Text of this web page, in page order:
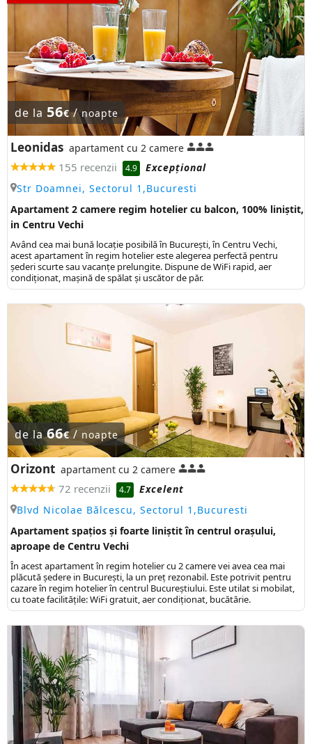
de la 56€/noapte
Leonidas apartament cu 2 camere
155 recenzii 4.9
Excepţional
Str Doamnei, Sectorul 1,Bucuresti
Apartament 2 camere regim hotelier cu balcon, 100% liniștit,
in Centru Vechi
Având cea mai bună locaţie posibilă în Bucureşti, în Centru Vechi,
acest apartament în regim hotelier este alegerea perfectă pentru
șederi scurte sau vacanţe prelungite. Dispune de WiFi rapid, aer
condiționat, mașină de spălat și uscător de păr.
de la66€/ noapte
Orizont apartament cu 2 camere
72 recenzii 4.7
Excelent
Blvd Nicolae Bălcescu, Sectorul 1,Bucuresti
Apartament spațios și foarte liniștit în centrul orașului,
aproape de Centru Vechi
În acest apartament în regim hotelier cu 2 camere vei avea cea mai
plăcută ședere in București, la un preț rezonabil. Este potrivit pentru
cazare în regim hotelier în centrul Bucureștiului. Este utilat si mobilat,
cu toate facilitățile: WiFi gratuit, aer condiționat, bucătărie.